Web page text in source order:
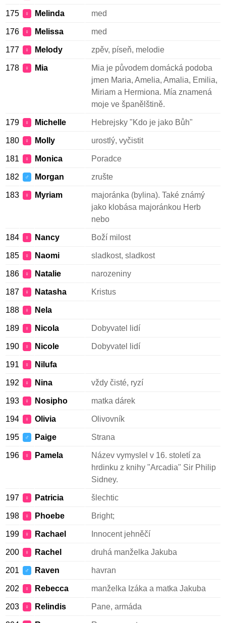
175 ♀ Melinda med
176 ♀ Melissa med
177 ♀ Melody zpěv, píseň, melodie
178 ♀ Mia
Mia je původem domácká podoba
jmen Maria, Amelia, Amalia, Emilia,
Miriam a Hermiona. Mía znamená
moje ve španělštině.
179 ♀ Michelle Hebrejsky "Kdo je jako Bůh"
180 ♀ Molly urostlý, vyčistit
181 ♀ Monica Poradce
182 ♂ Morgan zrušte
183 ♀ Myriam
majoránka (bylina). Také známý
jako klobása majoránkou Herb
nebo
184 ♀ Nancy Boží milost
185 ♀ Naomi sladkost, sladkost
186 ♀ Natalie narozeniny
187 ♀ Natasha Kristus
188 ♀ Nela
189 ♀ Nicola Dobyvatel lidí
190 ♀ Nicole Dobyvatel lidí
191 ♀ Nilufa
192 ♀ Nina vždy čisté, ryzí
193 ♀ Nosipho matka dárek
194 ♀ Olivia Olivovník
195 ♂ Paige Strana
196 ♀ Pamela
Název vymyslel v 16. století za
hrdinku z knihy "Arcadia" Sir Philip
Sidney.
197 ♀ Patricia šlechtic
198 ♀ Phoebe Bright;
199 ♀ Rachael Innocent jehněčí
200 ♀ Rachel druhá manželka Jakuba
201 ♂ Raven havran
202 ♀ Rebecca manželka Izáka a matka Jakuba
203 ♀ Relindis Pane, armáda